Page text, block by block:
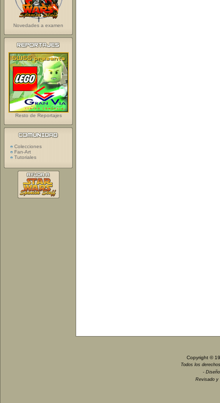
Novedades a examen
Resto de Reportajes
Colecciones
Fan-Art
Tutoriales
Copyright ©
Todos los
-
Revisado y